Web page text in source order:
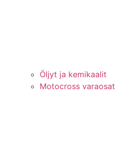
Öljyt ja kemikaalit
Motocross varaosat